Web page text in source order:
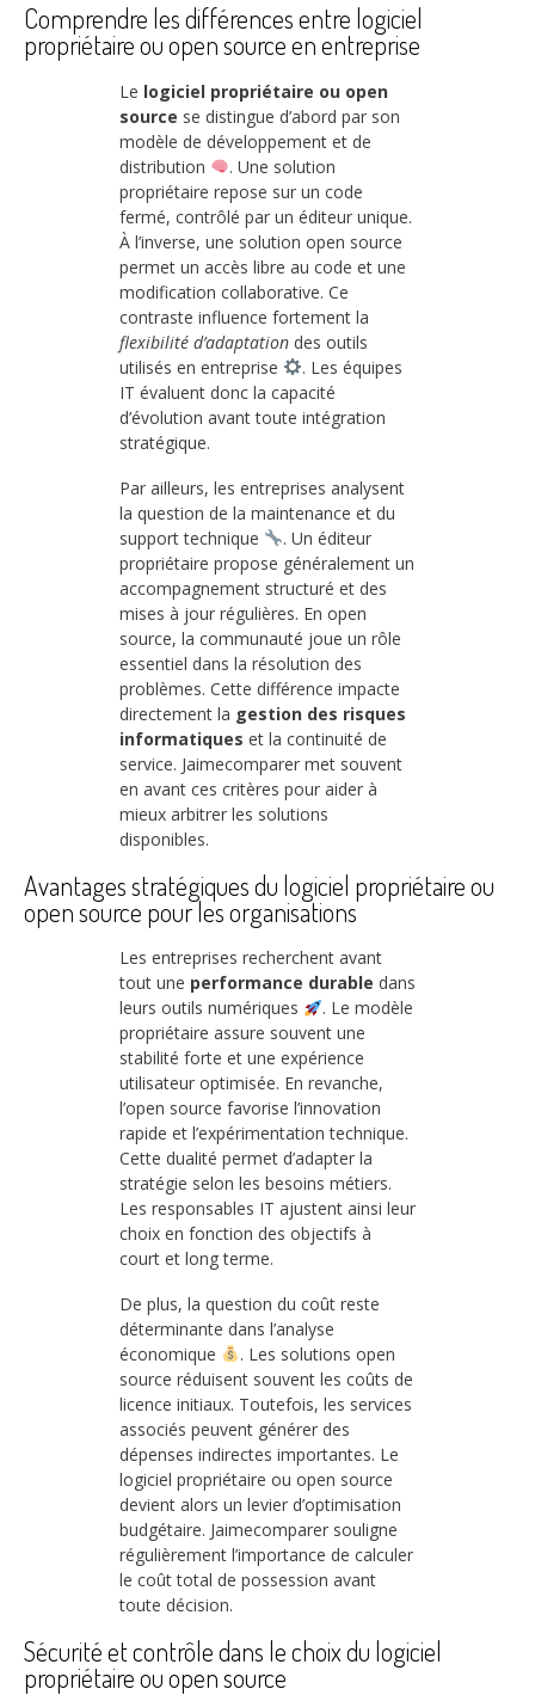
Comprendre les différences entre logiciel
propriétaire ou open source en entreprise
Le logiciel propriétaire ou open
source se distingue d’abord par son
modèle de développement et de
distribution
. Une solution
propriétaire repose sur un code
fermé, contrôlé par un éditeur unique.
À l’inverse, une solution open source
permet un accès libre au code et une
modification collaborative. Ce
contraste influence fortement la
flexibilité d’adaptation des outils
utilisés en entreprise
. Les équipes
IT évaluent donc la capacité
d’évolution avant toute intégration
stratégique.
Par ailleurs, les entreprises analysent
la question de la maintenance et du
support technique
. Un éditeur
propriétaire propose généralement un
accompagnement structuré et des
mises à jour régulières. En open
source, la communauté joue un rôle
essentiel dans la résolution des
problèmes. Cette différence impacte
directement la gestion des risques
informatiques et la continuité de
service. Jaimecomparer met souvent
en avant ces critères pour aider à
mieux arbitrer les solutions
disponibles.
Avantages stratégiques du logiciel propriétaire ou
open source pour les organisations
Les entreprises recherchent avant
tout une performance durable dans
leurs outils numériques
. Le modèle
propriétaire assure souvent une
stabilité forte et une expérience
utilisateur optimisée. En revanche,
l’open source favorise l’innovation
rapide et l’expérimentation technique.
Cette dualité permet d’adapter la
stratégie selon les besoins métiers.
Les responsables IT ajustent ainsi leur
choix en fonction des objectifs à
court et long terme.
De plus, la question du coût reste
déterminante dans l’analyse
économique
. Les solutions open
source réduisent souvent les coûts de
licence initiaux. Toutefois, les services
associés peuvent générer des
dépenses indirectes importantes. Le
logiciel propriétaire ou open source
devient alors un levier d’optimisation
budgétaire. Jaimecomparer souligne
régulièrement l’importance de calculer
le coût total de possession avant
toute décision.
Sécurité et contrôle dans le choix du logiciel
propriétaire ou open source